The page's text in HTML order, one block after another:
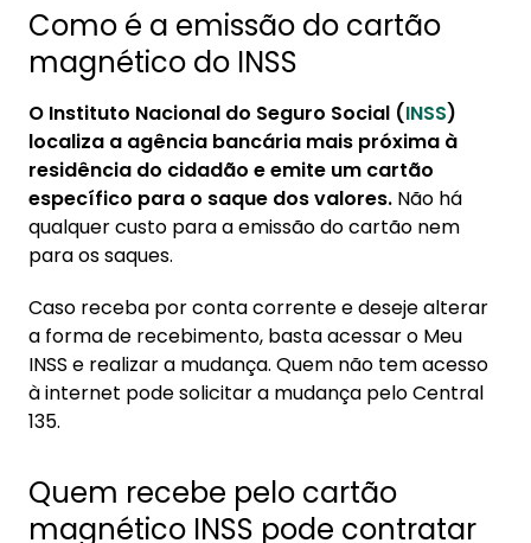
Como é a emissão do cartão
magnético do INSS
O Instituto Nacional do Seguro Social (INSS)
localiza a agência bancária mais próxima à
residência do cidadão e emite um cartão
específico para o saque dos valores. Não há
qualquer custo para a emissão do cartão nem
para os saques.
Caso receba por conta corrente e deseje alterar
a forma de recebimento, basta acessar o Meu
INSS e realizar a mudança. Quem não tem acesso
à internet pode solicitar a mudança pelo Central
135.
Quem recebe pelo cartão
magnético INSS pode contratar